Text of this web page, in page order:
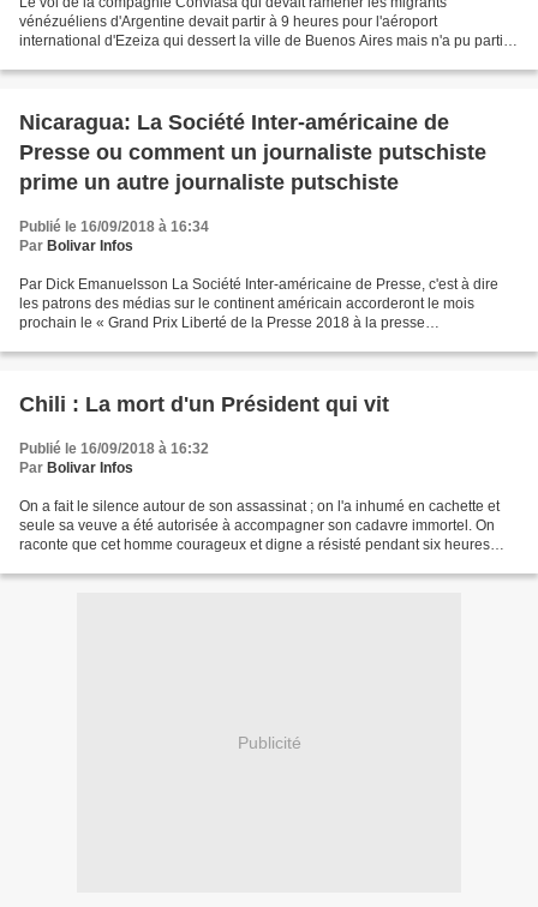
vénézuéliens d'Argentine devait partir à 9 heures pour l'aéroport
international d'Ezeiza qui dessert la ville de Buenos Aires mais n'a pu partir
Nicaragua: La Société Inter-américaine de
Presse ou comment un journaliste putschiste
prime un autre journaliste putschiste
Publié le 16/09/2018 à 16:34
Par Bolivar Infos
Par Dick Emanuelsson La Société Inter-américaine de Presse, c'est à dire
les patrons des médias sur le continent américain accorderont le mois
prochain le « Grand Prix Liberté de la Presse 2018 à la presse
Chili : La mort d'un Président qui vit
Publié le 16/09/2018 à 16:32
Par Bolivar Infos
On a fait le silence autour de son assassinat ; on l'a inhumé en cachette et
seule sa veuve a été autorisée à accompagner son cadavre immortel. On
raconte que cet homme courageux et digne a résisté pendant six heures
Publicité